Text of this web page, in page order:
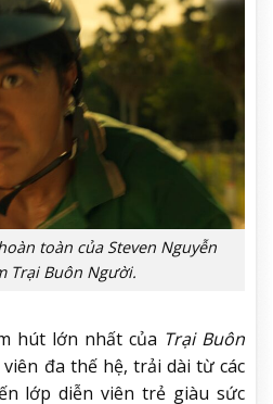
toàn của Steven Nguyễn
Trại Buôn Người.
hút lớn nhất của Trại Buôn
đa thế hệ, trải dài từ các
lớp diễn viên trẻ giàu sức